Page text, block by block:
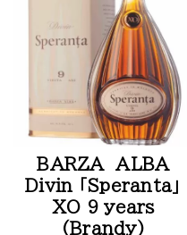
BARZA ALBA
Divin 「Speranta」
XO 9 years
(Brandy)